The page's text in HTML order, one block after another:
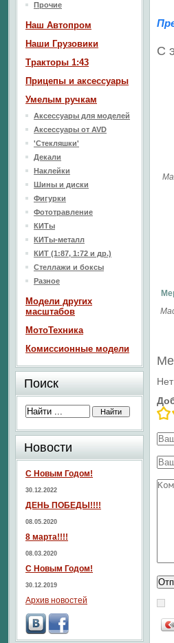
С
Прочие
Наш Aвтопром
Наши Грузовики
Тракторы 1:43
Прицепы и аксессуары
Умелым ручкам
Аксессуары для моделей
Аксессуары от AVD
'Стекляшки'
Декали
Наклейки
Шины и диски
Фигурки
Фототравление
КИТы
КИТы-металл
КИТ (1:87, 1:72 и др.)
Стеллажи и боксы
Разное
Модели других
масштабов
МотоТехника
Комиссионные модели
Поиск
Новости
С Новым Годом!
30.12.2022
ДЕНЬ ПОБЕДЫ!!!!
08.05.2020
8 марта!!!!
08.03.2020
С Новым Годом!
30.12.2019
Архив новостей